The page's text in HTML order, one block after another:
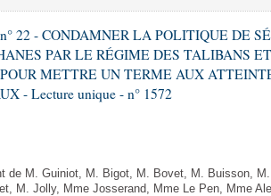
22 - CONDAMNER LA POLITIQUE DE
PAR LE RÉGIME DES TALIBANS
METTRE UN TERME AUX
- Lecture unique - n° 1572
de M. Guiniot, M. Bigot, M. Bovet, M. Buisson,
M. Jolly, Mme Josserand, Mme Le Pen, Mme